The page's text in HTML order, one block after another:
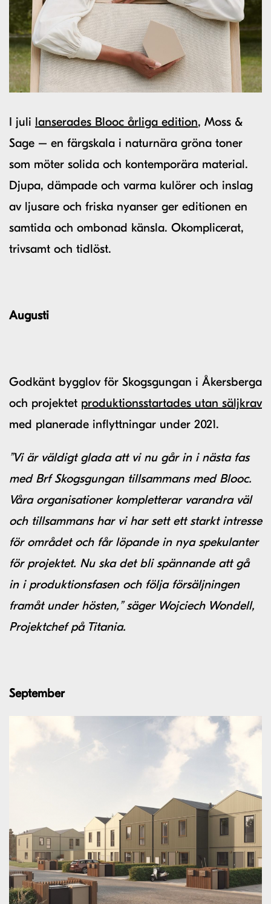
I juli lanserades Blooc årliga edition, Moss &
Sage – en färgskala i naturnära gröna toner
som möter solida och kontemporära material.
Djupa, dämpade och varma kulörer och inslag
av ljusare och friska nyanser ger editionen en
samtida och ombonad känsla. Okomplicerat,
trivsamt och tidlöst.
Augusti
Godkänt bygglov för Skogsgungan i Åkersberga
och projektet produktionsstartades utan säljkrav
med planerade inflyttningar under 2021.
”Vi är väldigt glada att vi nu går in i nästa fas
med Brf Skogsgungan tillsammans med Blooc.
Våra organisationer kompletterar varandra väl
och tillsammans har vi har sett ett starkt intresse
för området och får löpande in nya spekulanter
för projektet. Nu ska det bli spännande att gå
in i produktionsfasen och följa försäljningen
framåt under hösten,” säger Wojciech Wondell,
Projektchef på Titania.
September